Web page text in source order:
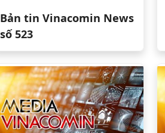
Bản tin Vinacomin News
số 523